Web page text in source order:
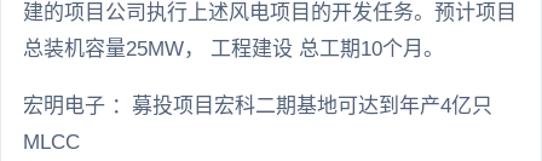
建的项目公司执行上述风电项目的开发任务。预计项目
总装机容量25MW， 工程建设 总工期10个月。
宏明电子 ：募投项目宏科二期基地可达到年产4亿只
MLCC